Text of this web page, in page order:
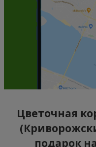
Цветочная
подарок